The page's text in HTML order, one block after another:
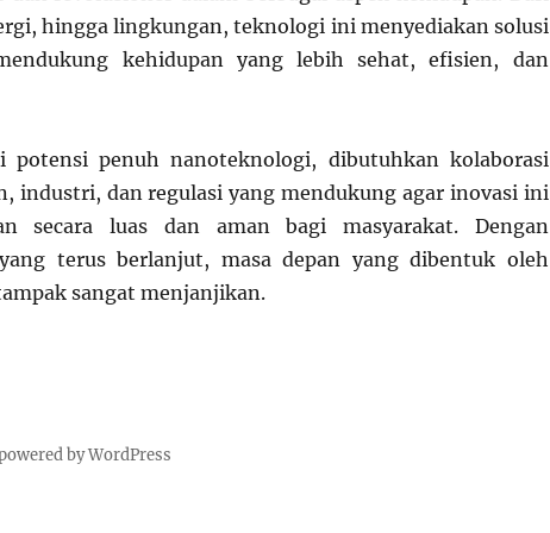
hingga lingkungan, teknologi ini menyediakan solusi
kehidupan yang lebih sehat, efisien, dan
potensi penuh nanoteknologi, dibutuhkan kolaborasi
industri, dan regulasi yang mendukung agar inovasi ini
secara luas dan aman bagi masyarakat. Dengan
terus berlanjut, masa depan yang dibentuk oleh
sangat menjanjikan.
by WordPress